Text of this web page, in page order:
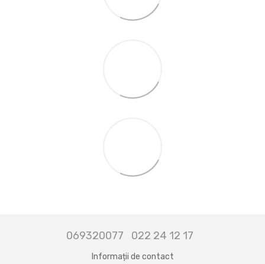
069320077 022 24 12 17
Informații de contact